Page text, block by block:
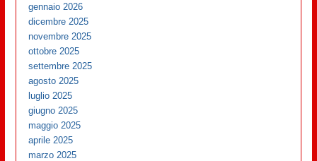
gennaio 2026
dicembre 2025
novembre 2025
ottobre 2025
settembre 2025
agosto 2025
luglio 2025
giugno 2025
maggio 2025
aprile 2025
marzo 2025